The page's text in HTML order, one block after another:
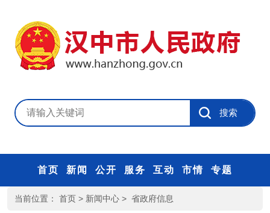
首页 新闻 公开 服务 互动 市情 专题
当前位置： 首页 > 新闻中心 > 省政府信息